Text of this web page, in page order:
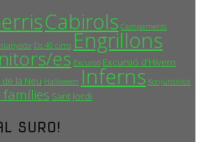
Cabirols Campaments
Els 40 cims Engrillons
es Excursió Excursió d'Hivern
la Neu Halloween Inferns Konjuntivitis
famílies Sant Jordi
SURO!